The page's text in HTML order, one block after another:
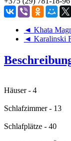
◄ Khata
◄ Karalinski
Häuser - 4
Schlafzimmer - 13
Schlafplätze - 40